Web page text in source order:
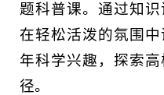
题科普课。通过知识
在轻松活泼的氛围
年科学兴趣，探索
径。